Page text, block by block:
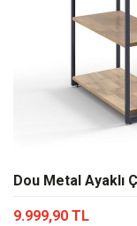
Dou Metal Ayaklı
9.999,90 TL